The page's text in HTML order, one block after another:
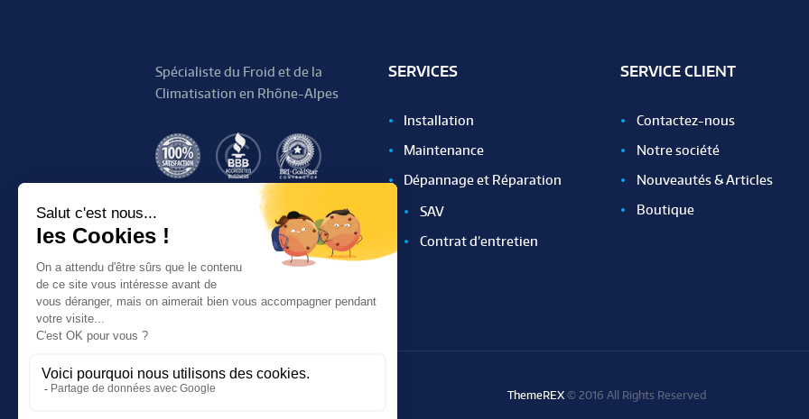
Spécialiste du Froid et de la
Climatisation en Rhône-Alpes
SERVICES
Installation
Maintenance
Dépannage et Réparation
SAV
Contrat d’entretien
SERVICE CLIENT
Contactez-nous
Notre société
Nouveautés & Articles
Boutique
ThemeREX © 2016 All Rights Reserved